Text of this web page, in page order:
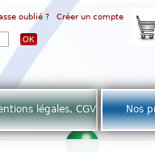
oublié ? Créer un compte
légales, CGV Nos